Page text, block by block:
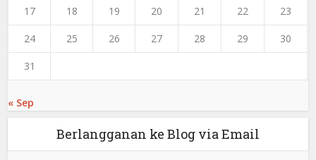
17 18 19 20 21 22 23
24 25 26 27 28 29 30
31
« Sep
Berlangganan ke Blog via Email